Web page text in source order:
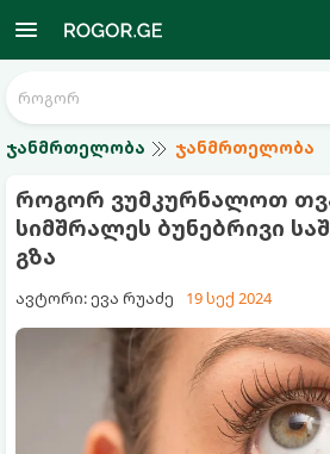
ჯანმრთელობა ჯანმრთელობა
როგორ ვუმკურნალოთ
სიმშრალეს ბუნებრივი
გზა
ავტორი: ევა რუაძე 19 სექ 2024